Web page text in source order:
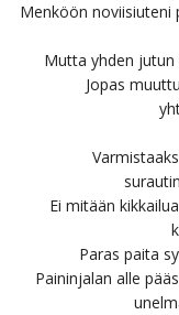
Menköön noviisiuteni
Mutta yhden
Jopas
Ei mitään
Paras paita
Paininjalan alle